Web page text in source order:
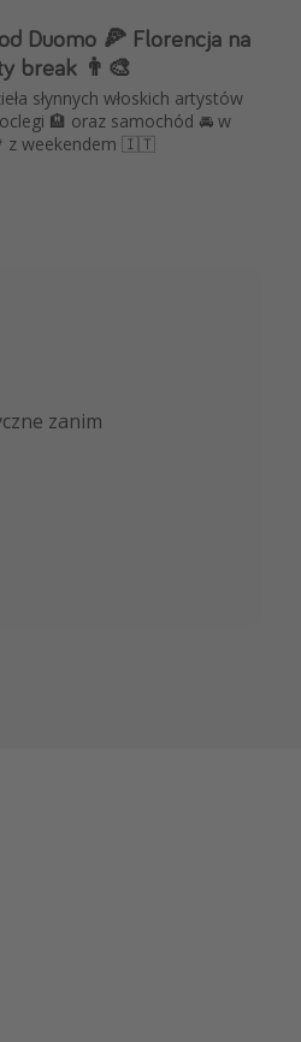
Duomo 🍕 Florencja na
break 👨‍🎨
słynnych włoskich artystów
🏨 oraz samochód 🚘 w
z weekendem 🇮🇹
zanim
więcej!